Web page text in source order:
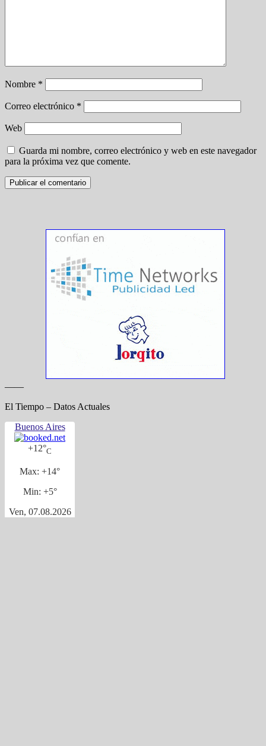
Nombre *
Correo electrónico *
Web
Guarda mi nombre, correo electrónico y web en este navegador
para la próxima vez que comente.
——
El Tiempo – Datos Actuales
Buenos Aires
+12°C
Max: +14°
Min: +5°
Ven, 07.08.2026